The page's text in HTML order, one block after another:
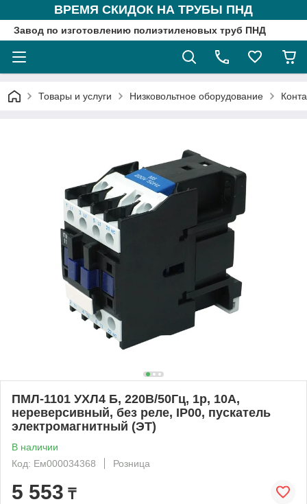
ВРЕМЯ СКИДОК НА ТРУБЫ ПНД
Завод по изготовлению полиэтиленовых труб ПНД
Товары и услуги Низковольтное оборудование
ПМЛ-1101 УХЛ4 Б, 220В/50Гц, 1р, 10А,
нереверсивный, без реле, IP00, пускатель
электромагнитный (ЭТ)
В наличии
Код: Ем000034368
Розница
5 553 ₸